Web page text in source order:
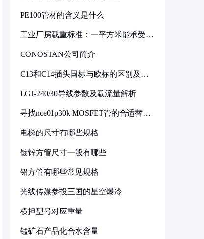
PE100管材的含义是什么
工业厂房载重标准：一平方米能承受多
CONOSTAN公司简介
C13和C14插头国标与欧标的区别及其
LGJ-240/30导线参数及载流量解析
寻找nce01p30k MOSFET管的合适替代
电梯的尺寸有哪些规格
镀锌方管尺寸一般有哪些
铝方管有哪些常见规格
光线传媒参投三国的星空爆冷
横担型号对应重量
锰矿石产品化合水含量